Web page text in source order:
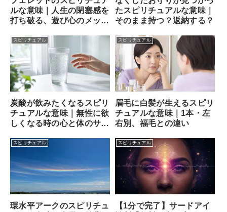
ルな意味｜人生の閉塞感を
打ち破る、遊び心のメッセ
たスピリチュアルな意味｜
そのまま持つ？返納する？
スピリチュアル
炭酸が飲みたくなるスピリ
チュアルな意味｜無性に欲
しくなる時の心と体のサイ
スピリチュアル
眉毛に白髪が生えるスピリ
チュアルな意味｜1本・左
右別、福毛との違い
スピリチュアル
環水平アークのスピリチュ
スピリチュアル
【1分で完了】サードアイ